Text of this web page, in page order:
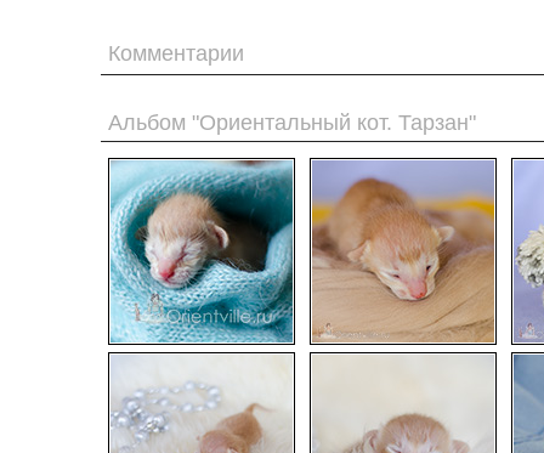
Комментарии
Альбом "Ориентальный кот. Тарзан"